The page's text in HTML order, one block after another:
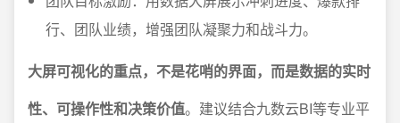
行、团队业绩，增强团队凝聚力和战斗力。
大屏可视化的重点，不是花哨的界面，而是数据的实时
性、可操作性和决策价值。建议结合九数云BI等专业平